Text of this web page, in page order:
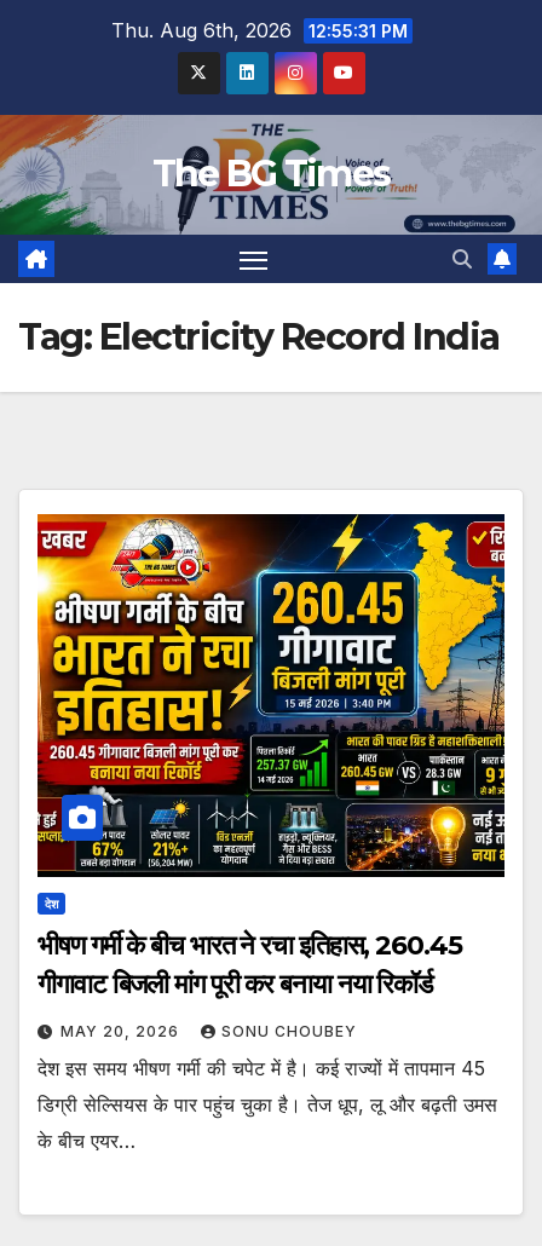
Thu. Aug 6th, 2026 12:55:32 PM
The BG Times
Tag: Electricity Record India
देश
भीषण गर्मी के बीच भारत ने रचा इतिहास, 260.45
गीगावाट बिजली मांग पूरी कर बनाया नया रिकॉर्ड
MAY 20, 2026 SONU CHOUBEY
देश इस समय भीषण गर्मी की चपेट में है। कई राज्यों में तापमान 45
डिग्री सेल्सियस के पार पहुंच चुका है। तेज धूप, लू और बढ़ती उमस
के बीच एयर…